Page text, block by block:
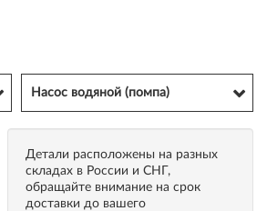
Насос водяной (помпа)
Детали расположены на разных
складах в России и СНГ,
обращайте внимание на срок
доставки до вашего